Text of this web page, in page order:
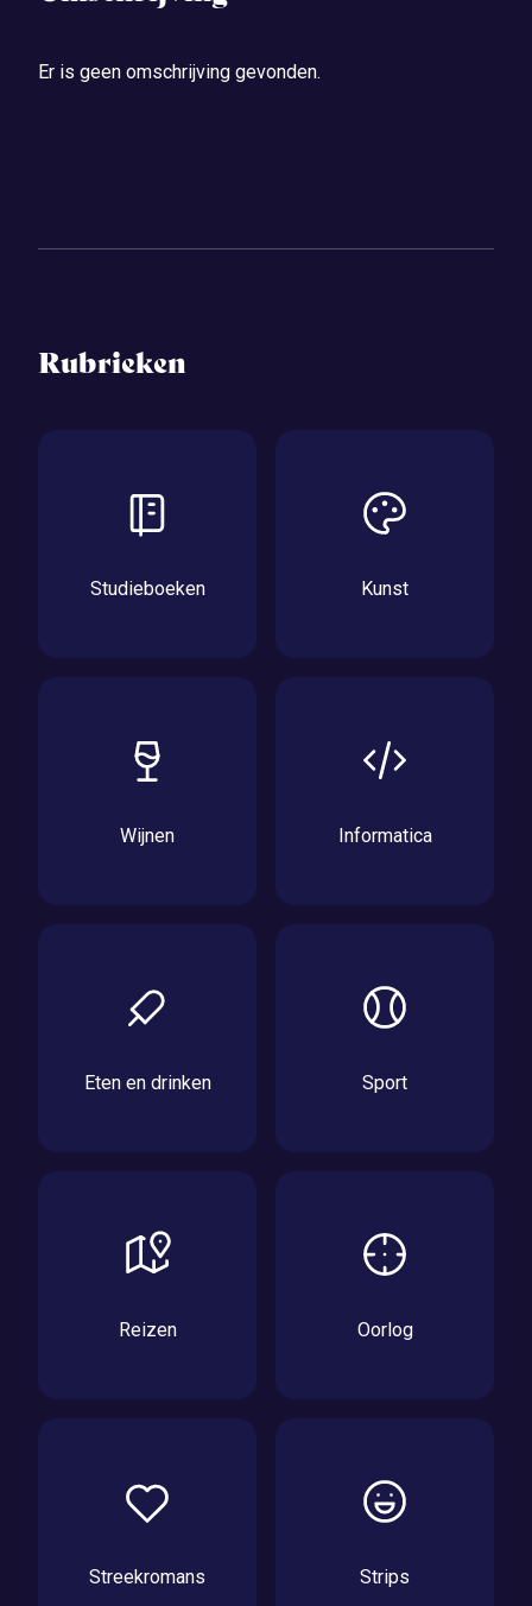
Er is geen omschrijving gevonden.
Rubrieken
Studieboeken Kunst
Wijnen Informatica
Eten en drinken Sport
Reizen Oorlog
Streekromans Strips